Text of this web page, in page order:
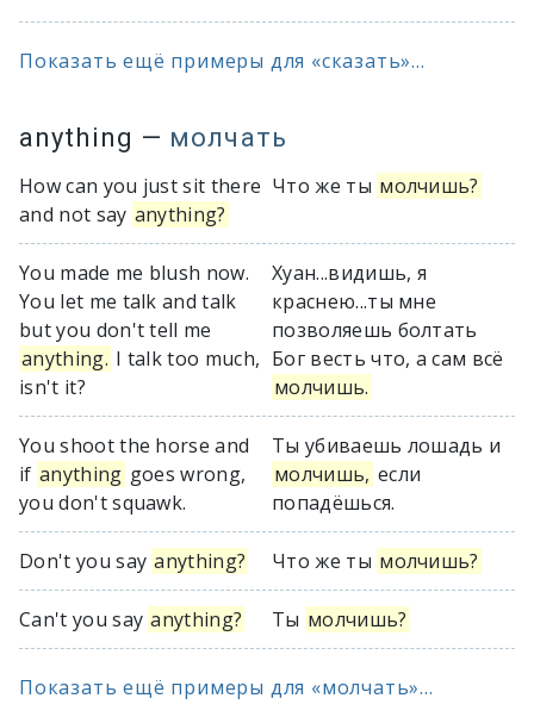
Показать ещё примеры для «сказать»...
anything — молчать
How can you just sit there
and not say anything?
Что же ты молчишь?
You made me blush now.
You let me talk and talk
but you don't tell me
anything. I talk too much,
isn't it?
Хуан...видишь, я
краснею...ты мне
позволяешь болтать
Бог весть что, а сам всё
молчишь.
You shoot the horse and
if anything goes wrong,
you don't squawk.
Ты убиваешь лошадь и
молчишь, если
попадёшься.
Don't you say anything? Что же ты молчишь?
Can't you say anything? Ты молчишь?
Показать ещё примеры для «молчать»...